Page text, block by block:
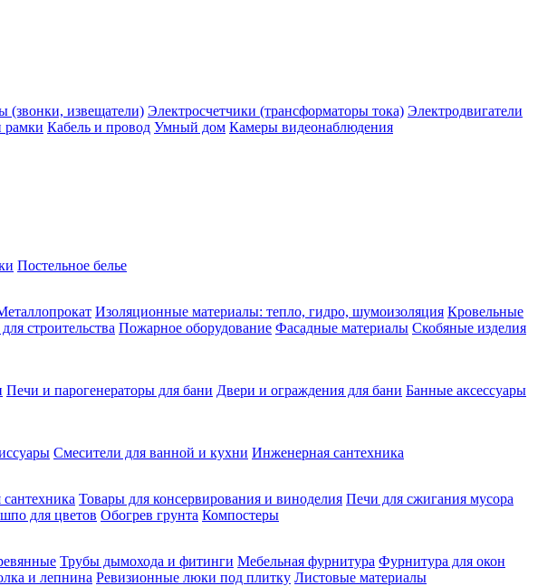
(звонки, извещатели) Электросчетчики (трансформаторы тока) Электродвигатели
рамки Кабель и провод Умный дом Камеры видеонаблюдения
Постельное белье
Изоляционные материалы: тепло, гидро, шумоизоляция Кровельные
строительства Пожарное оборудование Фасадные материалы Скобяные изделия
Печи и парогенераторы для бани Двери и ограждения для бани Банные аксессуары
Смесители для ванной и кухни Инженерная сантехника
сантехника Товары для консервирования и виноделия Печи для сжигания мусора
для цветов Обогрев грунта Компостеры
Трубы дымохода и фитинги Мебельная фурнитура Фурнитура для окон
и лепнина Ревизионные люки под плитку Листовые материалы